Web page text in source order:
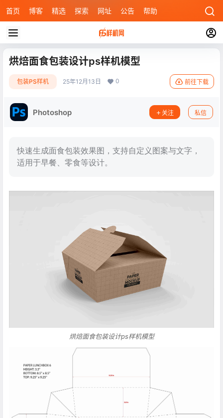
首页 博客 精选 探索 网址 公告 帮助
烘焙面食包装设计ps样机模型
包装PS样机 25年12月13日 0 前往下载
Photoshop 关注 私信
快速生成面食包装效果图，支持自定义图案与文字，
适用于早餐、零食等设计。
烘焙面食包装设计ps样机模型